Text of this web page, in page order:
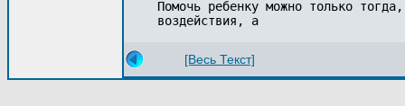
Помочь ребенку можно только
воздействия, а
[Весь Текст]